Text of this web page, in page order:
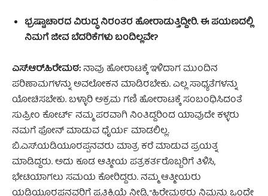
ಭ್ರಷ್ಟಾಚಾರದ ವಿರುದ್ಧ ನಿರಂತರ ಹೋರಾಡುತ್ತಿದ್ದೀರಿ. ಈ ಪಯಣದಲ್ಲಿ
ನಿಮಗೆ ಜೀವ ಬೆದರಿಕೆಗಳು ಬಂದಿಲ್ಲವೇ?
ಎಸ್‌.ಆರ್‌.ಹಿರೇಮಠ:ನಾವು ಹೋರಾಟಕ್ಕೆ ಇಳಿದಾಗ ಮುಂದಿನ
ಪರಿಣಾಮಗಳನ್ನು ಅವಲೋಕನ ಮಾಡಿರಬೇಕು. ಎಲ್ಲ ಸಾಧ್ಯತೆಗಳನ್ನು
ಯೋಚಿಸಬೇಕು. ಬಳ್ಳಾರಿ ಅಕ್ರಮ ಗಣಿ ಹೋರಾಟಕ್ಕೆ ಸಂಬಂಧಿಸಿದಂತೆ
ಸುಪ್ರೀಂ ಕೋರ್ಟ್ ನಮ್ಮ ಪರವಾಗಿ ನಿಂತಿದ್ದರಿಂದ ಯಾವುದೇ ಕಳ್ಳರು
ನಮಗೆ ಫೋನ್ ಮಾಡುವ ಧೈರ್ಯ ಮಾಡಲಿಲ್ಲ.
ಬಿ.ಎಸ್‌.ಯಡಿಯೂರಪ್ಪನವರು ಮಾತ್ರ ಕರೆ ಮಾಡುವ ಪ್ರಯತ್ನ
ಮಾಡಿದ್ದರು. ಅದು ಕೂಡ ಆತ್ಮೀಯ ಪತ್ರಕರ್ತರೊಬ್ಬರಿಗೆ ತಿಳಿಸಿ,
ಭೇಟಿಯಾಗಲು ಸಮಯ ಕೋರಿದ್ದರು. ನಮ್ಮ ಆತ್ಮೀಯರು